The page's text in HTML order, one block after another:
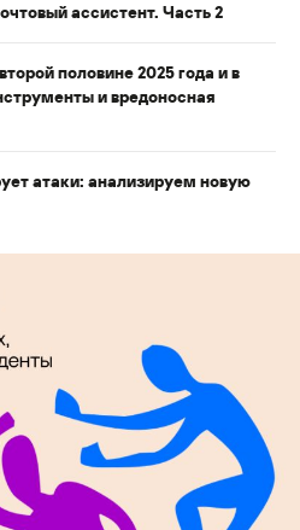
ассистент. Часть 2
половине 2025 года и в
и вредоносная
атаки: анализируем новую